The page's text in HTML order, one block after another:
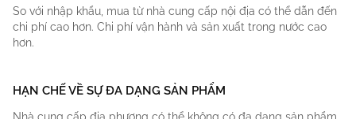
So với nhập khẩu, mua từ nhà cung cấp nội địa có thể dẫn đến
chi phí cao hơn. Chi phí vận hành và sản xuất trong nước cao
hơn.
HẠN CHẾ VỀ SỰ ĐA DẠNG SẢN PHẨM